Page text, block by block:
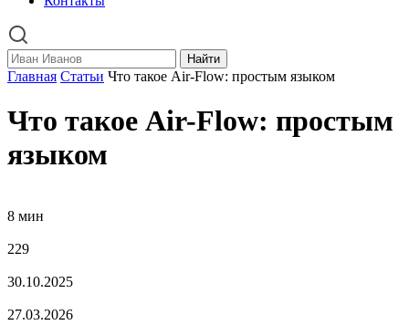
Найти
Главная Статьи Что такое Air-Flow: простым языком
Что такое Air-Flow: простым
языком
8 мин
229
30.10.2025
27.03.2026